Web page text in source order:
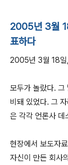
2005년 3월
표하다
2005년 3월 18일
모두가 놀랐다. 그
비돼 있었다. 그
은 각각 언론사 데
현장에서 보도자
자신이 만든 회사